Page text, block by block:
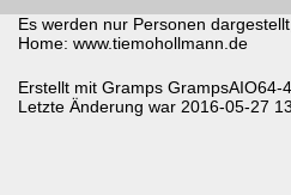
Es werden nur Personen
Home: www.tiemohollmann.de
Erstellt mit Gramps GrampsAIO64-
Letzte Änderung war 2016-05-27